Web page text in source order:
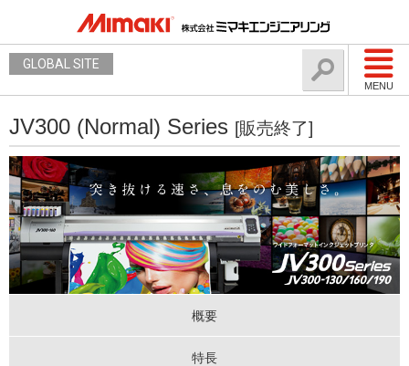
MENU
GLOBAL SITE
JV300 (Normal) Series [販売終了]
概要
特長